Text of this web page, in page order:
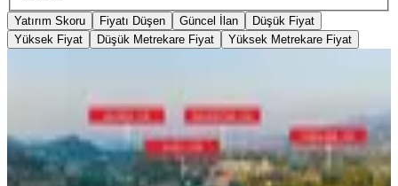
Yatırım Skoru Fiyatı Düşen Güncel İlan
Düşük Fiyat
Yüksek Fiyat
Düşük Metrekare Fiyat Yüksek Metrekare Fiyat
İzmir, Urla
1759 m²·11.370/m² 06.08.2026
20.000.000 ₺